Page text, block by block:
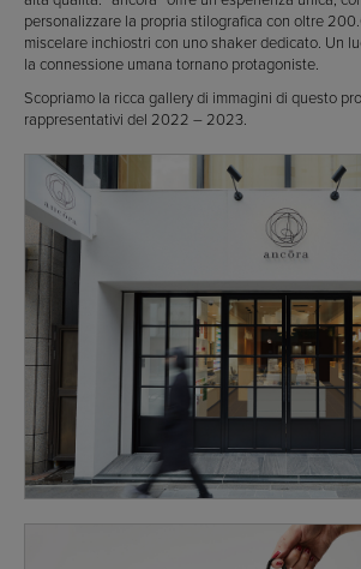
personalizzare la propria stilografica con oltre
miscelare inchiostri con uno shaker dedicato. Un
la connessione umana tornano protagoniste.
Scopriamo la ricca gallery di immagini di questo
rappresentativi del 2022 – 2023.